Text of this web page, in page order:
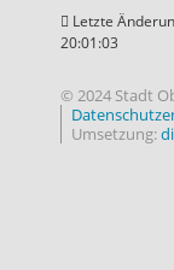
Letzte
20:01:03
© 2024 Stadt
Umsetzung: